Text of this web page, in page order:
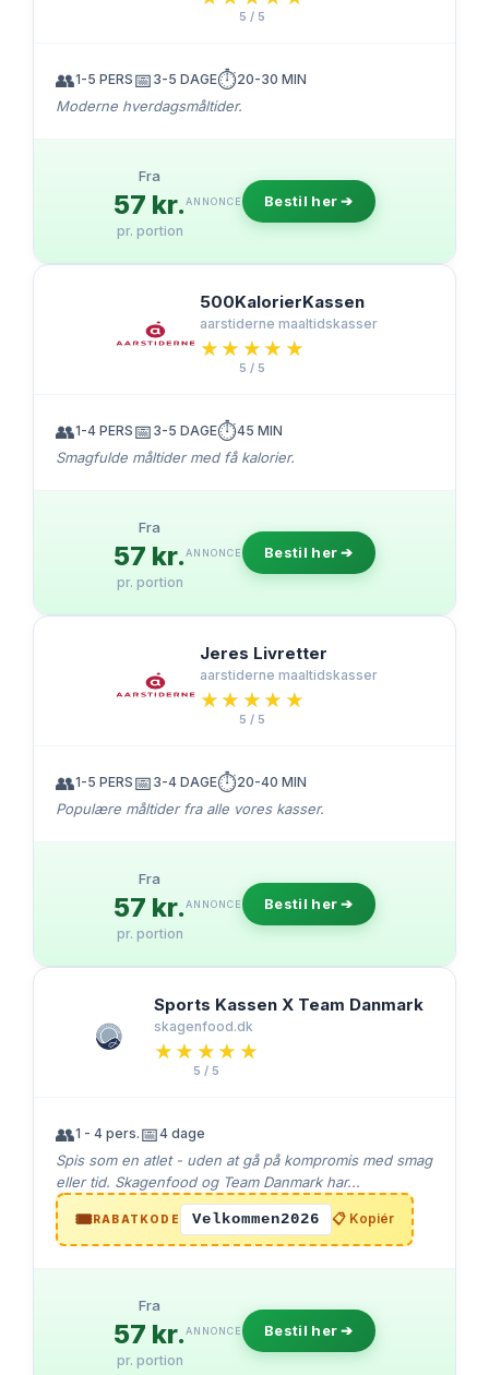
5 / 5
👥1-5 PERS 📅 3-5 DAGE⏱️20-30 MIN
Moderne hverdagsmåltider.
Fra
57 kr.
pr. portion
ANNONCE Bestil her ➔
500KalorierKassen
aarstiderne maaltidskasser
★★★★★
★★★★★
5 / 5
👥1-4 PERS 📅 3-5 DAGE⏱️45 MIN
Smagfulde måltider med få kalorier.
Fra
57 kr.
pr. portion
ANNONCE Bestil her ➔
Jeres Livretter
aarstiderne maaltidskasser
★★★★★
★★★★★
5 / 5
👥1-5 PERS 📅 3-4 DAGE⏱️20-40 MIN
Populære måltider fra alle vores kasser.
Fra
57 kr.
pr. portion
ANNONCE Bestil her ➔
Sports Kassen X Team Danmark
skagenfood.dk
★★★★★
★★★★★
5 / 5
👥1 - 4 pers. 📅4 dage
Spis som en atlet - uden at gå på kompromis med smag
eller tid. Skagenfood og Team Danmark har...
🎟️RABATKODE Velkommen2026 📋 Kopiér
Fra
57 kr.
pr. portion
ANNONCE Bestil her ➔